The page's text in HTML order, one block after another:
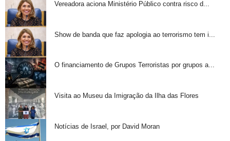
Vereadora aciona Ministério Público contra risco d...
Show de banda que faz apologia ao terrorismo tem i...
O financiamento de Grupos Terroristas por grupos a...
Visita ao Museu da Imigração da Ilha das Flores
Notícias de Israel, por David Moran